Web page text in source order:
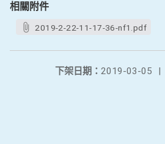
相關附件
2019-2-22-11-17-36-nf1.pdf
下架日期： 2019-03-05
|